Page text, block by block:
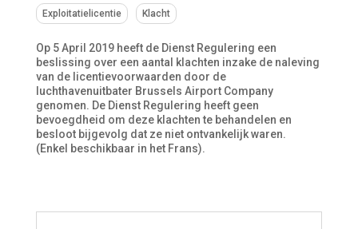
Exploitatielicentie Klacht
Op 5 April 2019 heeft de Dienst Regulering een
beslissing over een aantal klachten inzake de naleving
van de licentievoorwaarden door de
luchthavenuitbater Brussels Airport Company
genomen. De Dienst Regulering heeft geen
bevoegdheid om deze klachten te behandelen en
besloot bijgevolg dat ze niet ontvankelijk waren.
(Enkel beschikbaar in het Frans).